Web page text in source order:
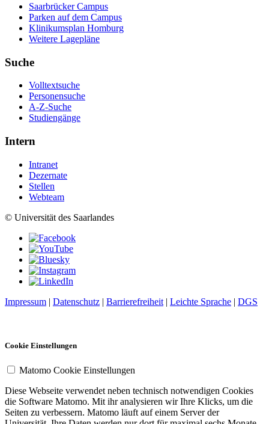
Saarbrücker Campus
Parken auf dem Campus
Klinikumsplan Homburg
Weitere Lagepläne
Suche
Volltextsuche
Personensuche
A-Z-Suche
Studiengänge
Intern
Intranet
Dezernate
Stellen
Webteam
© Universität des Saarlandes
Impressum | Datenschutz | Barrierefreiheit | Leichte Sprache | DGS
Cookie Einstellungen
Matomo Cookie Einstellungen
Diese Webseite verwendet neben technisch notwendigen Cookies
die Software Matomo. Mit ihr analysieren wir Ihre Klicks, um die
Seiten zu verbessern. Matomo läuft auf einem Server der